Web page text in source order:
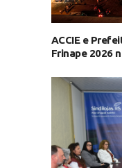
ACCIE e
Frinape 2026